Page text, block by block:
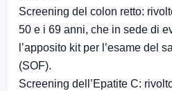
Screening del colon retto:
50 e i 69 anni, che in sede di
l’apposito kit per l’esame del
(SOF).
Screening dell’Epatite C: